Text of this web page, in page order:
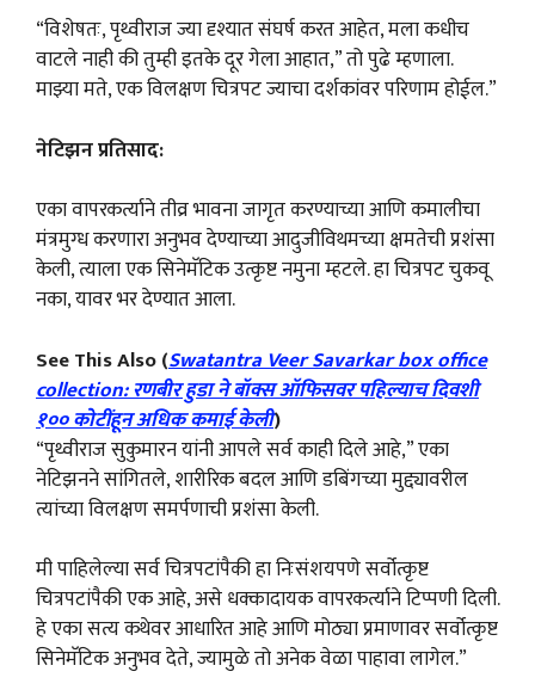
“विशेषतः, पृथ्वीराज ज्या दृश्यात संघर्ष करत आहेत, मला कधीच
वाटले नाही की तुम्ही इतके दूर गेला आहात,” तो पुढे म्हणाला.
माझ्या मते, एक विलक्षण चित्रपट ज्याचा दर्शकांवर परिणाम होईल.”
नेटिझन प्रतिसाद:
एका वापरकर्त्याने तीव्र भावना जागृत करण्याच्या आणि कमालीचा
मंत्रमुग्ध करणारा अनुभव देण्याच्या आदुजीविथमच्या क्षमतेची प्रशंसा
केली, त्याला एक सिनेमॅटिक उत्कृष्ट नमुना म्हटले. हा चित्रपट चुकवू
नका, यावर भर देण्यात आला.
See This Also (Swatantra Veer Savarkar box office
collection: रणबीर हुडा ने बॉक्स ऑफिसवर पहिल्याच दिवशी
१०० कोटींहून अधिक कमाई केली)
“पृथ्वीराज सुकुमारन यांनी आपले सर्व काही दिले आहे,” एका
नेटिझनने सांगितले, शारीरिक बदल आणि डबिंगच्या मुद्द्यावरील
त्यांच्या विलक्षण समर्पणाची प्रशंसा केली.
मी पाहिलेल्या सर्व चित्रपटांपैकी हा निःसंशयपणे सर्वोत्कृष्ट
चित्रपटांपैकी एक आहे, असे धक्कादायक वापरकर्त्याने टिप्पणी दिली.
हे एका सत्य कथेवर आधारित आहे आणि मोठ्या प्रमाणावर सर्वोत्कृष्ट
सिनेमॅटिक अनुभव देते, ज्यामुळे तो अनेक वेळा पाहावा लागेल.”